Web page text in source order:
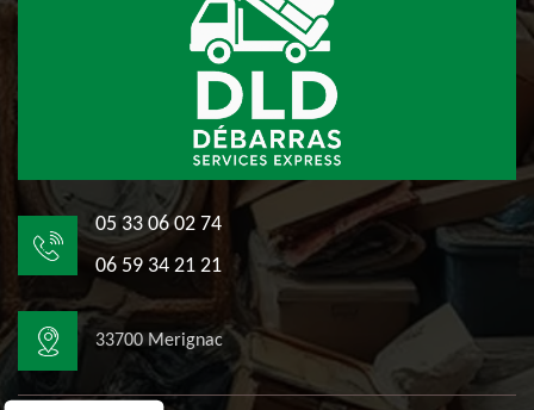
05 33 06 02 74
06 59 34 21 21
33700 Merignac